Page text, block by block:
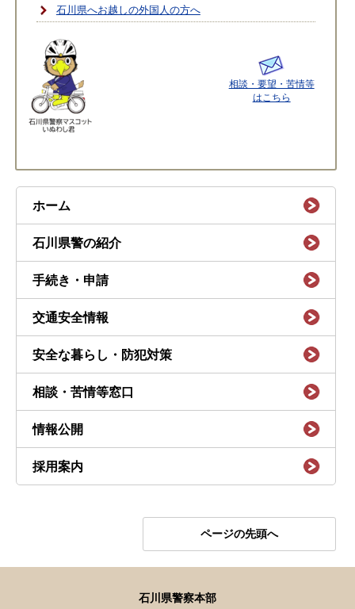
石川県へお越しの外国人の方へ
相談・要望・苦情等
はこちら
ホーム
石川県警の紹介
手続き・申請
交通安全情報
安全な暮らし・防犯対策
相談・苦情等窓口
情報公開
採用案内
ページの先頭へ
石川県警察本部